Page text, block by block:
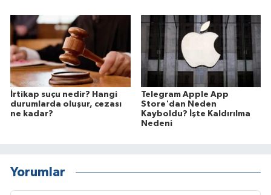
İrtikap suçu nedir? Hangi
durumlarda oluşur, cezası
ne kadar?
Telegram Apple App
Store'dan Neden
Kayboldu? İşte Kaldırılma
Nedeni
Yorumlar